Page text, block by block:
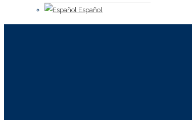
Español